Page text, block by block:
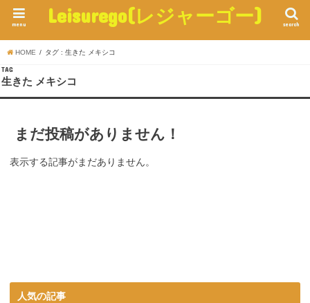
Leisurego(レジャーゴー) search
menu
HOME タグ : 生きた メキシコ
TAG
生きた メキシコ
まだ投稿がありません！
表示する記事がまだありません。
人気の記事